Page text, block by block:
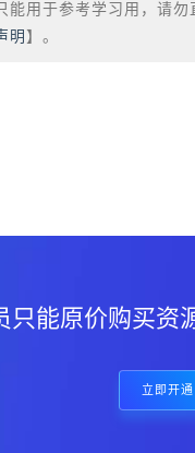
用于参考学习用，请
明 】。
能原价购买
立即开通